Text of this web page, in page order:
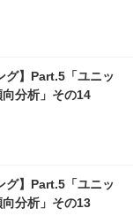
グ】Part.5「ユニッ
向分析」その14
グ】Part.5「ユニッ
向分析」その13